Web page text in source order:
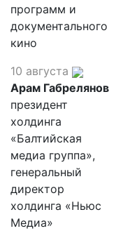
программ и
документального
кино
10 августа
Арам Габрелянов
президент
холдинга
«Балтийская
медиа группа»,
генеральный
директор
холдинга «Ньюс
Медиа»